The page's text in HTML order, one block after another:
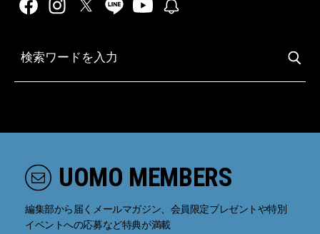
UOMO MEMBERS
編集部から届くメールマガジン、会員限定プレゼントや特別
イベントへの応募など特典が満載